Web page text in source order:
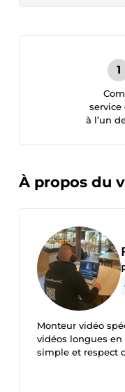
service
à l’un
À propos du
Monteur vidéo
vidéos longues
simple et respect